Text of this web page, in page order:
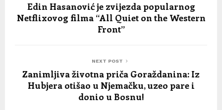
Edin Hasanović je zvijezda popularnog
Netflixovog filma “All Quiet on the Western
Front”
NEXT POST
Zanimljiva životna priča Goraždanina: Iz
Hubjera otišao u Njemačku, uzeo pare i
donio u Bosnu!